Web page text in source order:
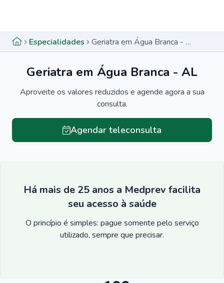
Especialidades Geriatra em Água Branca - AL
Geriatra em Água Branca - AL
Aproveite os valores reduzidos e agende agora a sua
consulta.
Agendar teleconsulta
Há mais de 25 anos a Medprev facilita
seu acesso à saúde
O princípio é simples: pague somente pelo serviço
utilizado, sempre que precisar.